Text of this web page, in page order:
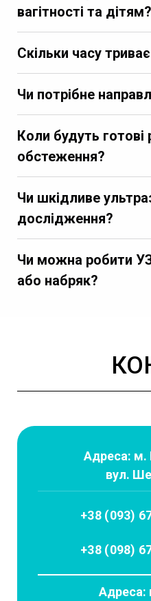
вагітності та дітям?
Скільки часу
Чи потрібне
Коли будуть готові
обстеження?
Чи шкідливе
дослідження?
Чи можна робити
або набряк?
Адреса: м.
вул.
+38 (093)
+38 (098)
Адреса: